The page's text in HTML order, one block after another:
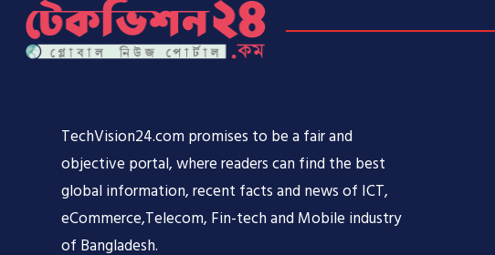
TechVision24.com promises to be a fair and
objective portal, where readers can find the best
global information, recent facts and news of ICT,
eCommerce,Telecom, Fin-tech and Mobile industry
of Bangladesh.